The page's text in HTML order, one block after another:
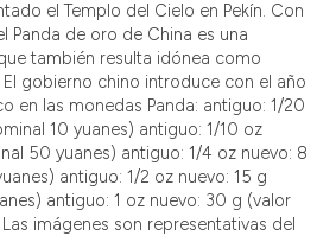
el Templo del Cielo en Pekín. Con
Panda de oro de China es una
también resulta idónea como
gobierno chino introduce con el año
en las monedas Panda: antiguo: 1/20
10 yuanes) antiguo: 1/10 oz
50 yuanes) antiguo: 1/4 oz nuevo: 8
antiguo: 1/2 oz nuevo: 15 g
antiguo: 1 oz nuevo: 30 g (valor
imágenes son representativas del